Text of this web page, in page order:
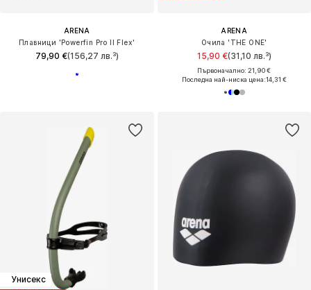
ARENA
Плавници 'Powerfin Pro II Flex'
79,90 €(156,27 лв.³)
ARENA
Очила 'THE ONE'
15,90 €(31,10 лв.³)
Първоначално: 21,90 €
Последна най-ниска цена:14,31 €
Унисекс